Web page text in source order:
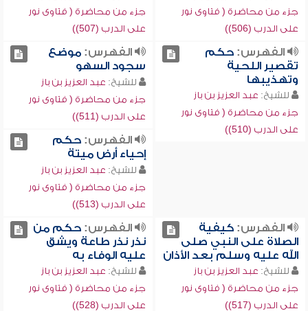
جزء من محاضرة ( فتاوى نور
على الدرب (506))
جزء من محاضرة ( فتاوى نور
على الدرب (507))
الفهرس:حكم
تقصير اللحية
وتهذيبها
للشيخ: عبد العزيز بن باز
جزء من محاضرة ( فتاوى نور
على الدرب (510))
الفهرس:موضع
سجود السهو
للشيخ: عبد العزيز بن باز
جزء من محاضرة ( فتاوى نور
على الدرب (511))
الفهرس:حكم
إحياء أرض ميتة
للشيخ: عبد العزيز بن باز
جزء من محاضرة ( فتاوى نور
على الدرب (513))
الفهرس:كيفية
الصلاة على النبي صلى
الله عليه وسلم بعد الأذان
للشيخ: عبد العزيز بن باز
جزء من محاضرة ( فتاوى نور
على الدرب (517))
الفهرس:حكم من
نذر نذر طاعة ويشق
عليه الوفاء به
للشيخ: عبد العزيز بن باز
جزء من محاضرة ( فتاوى نور
على الدرب (528))